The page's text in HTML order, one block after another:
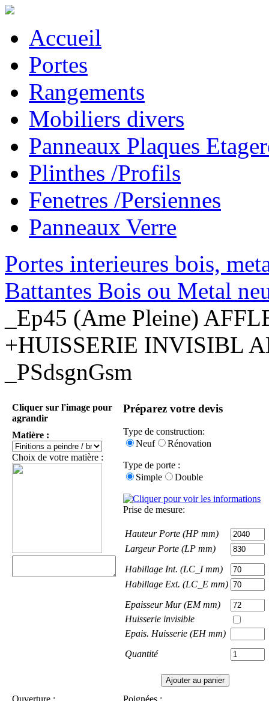
Accueil
Portes
Rangements
Mobiliers divers
Panneaux Plaques
Plinthes /Profils
Fenetres /Persiennes
Panneaux Verre
Portes interieures bois,
Battantes Bois ou Metal
_Ep45 (Ame Pleine)
+HUISSERIE INVISIBL
_PSdsgnGsm
Cliquer sur l'image pour
agrandir
Matière :
Choix de votre matière :
Préparez votre devis
Type de construction:
Neuf
Rénovation
Type de porte :
Simple
Double
Prise de mesure:
Hauteur Porte (HP mm)
Largeur Porte (LP mm)
Habillage Int. (LC_I mm)
Habillage Ext. (LC_E mm)
Epaisseur Mur (EM mm)
Huisserie invisible
Epais. Huisserie (EH mm)
Quantité
Ouverture : Poignées :